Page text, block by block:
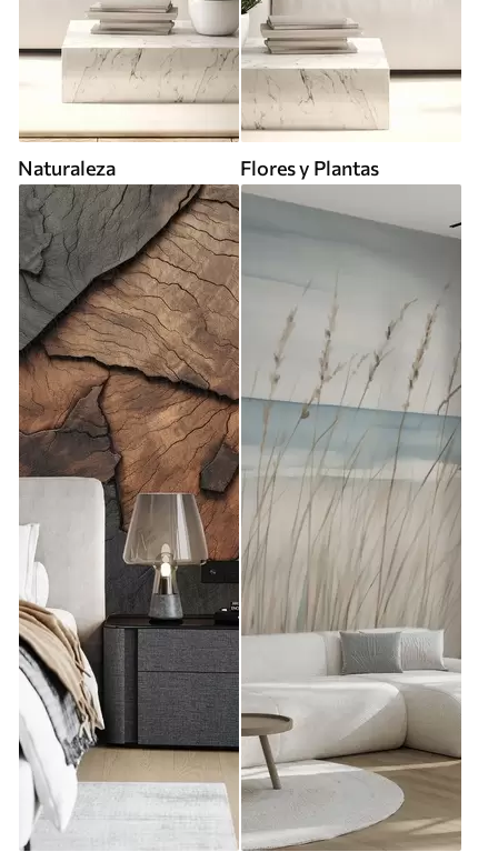
Naturaleza Flores y Plantas